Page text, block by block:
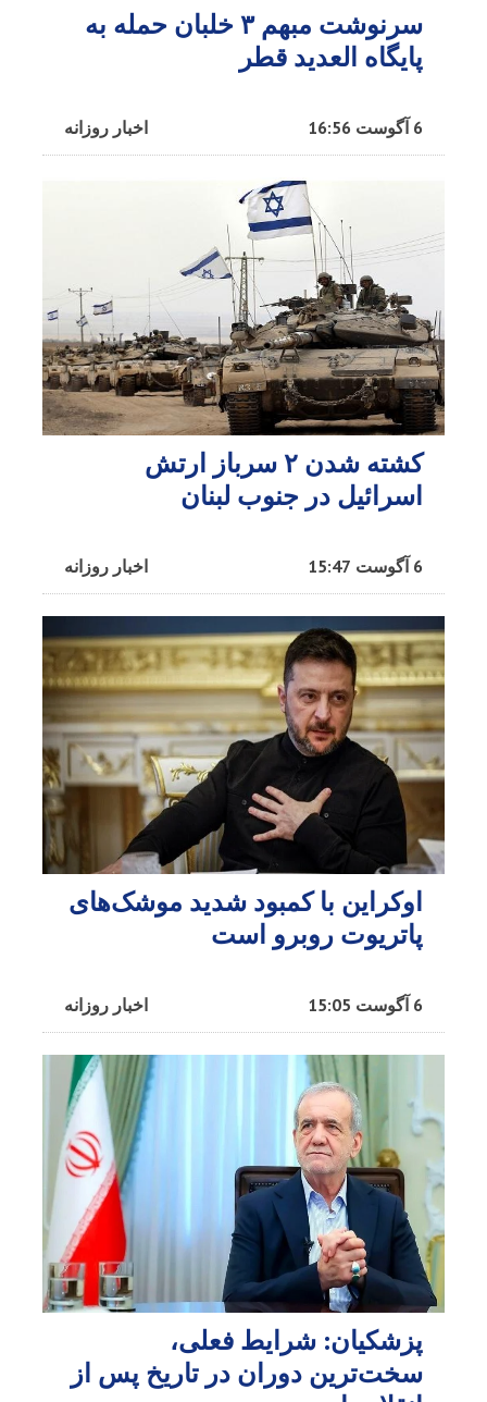
سرنوشت مبهم ۳ خلبان حمله به
پایگاه العدید قطر
اخبار روزانه 6 آگوست 16:56
کشته شدن ۲ سرباز ارتش
اسرائیل در جنوب لبنان
اخبار روزانه 6 آگوست 15:47
اوکراین با کمبود شدید موشک‌های
پاتریوت روبرو است
اخبار روزانه 6 آگوست 15:05
پزشکیان: شرایط فعلی،
سخت‌ترین دوران در تاریخ پس از